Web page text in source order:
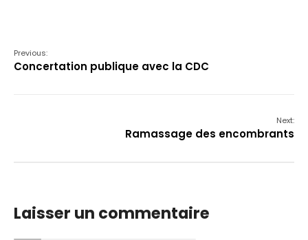
Previous:
Concertation publique avec la CDC
Next:
Ramassage des encombrants
Laisser un commentaire